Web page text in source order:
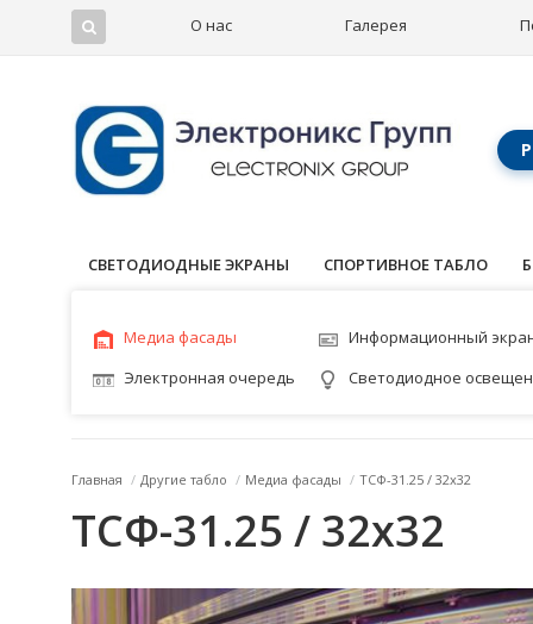
О нас Галерея
СВЕТОДИОДНЫЕ ЭКРАНЫ СПОРТИВНОЕ ТАБЛО
Медиа фасады
Информационный
Электронная очередь
Светодиодное
Главная / Другие табло / Медиа фасады / ТСФ-31.25 / 32x32
ТСФ-31.25 / 32x32